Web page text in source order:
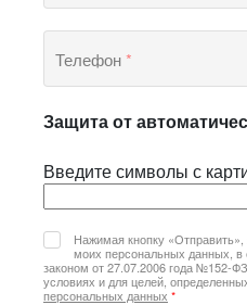
Телефон*
Защита от
Введите символы с
Нажимая кнопку
моих персональных данных,
законом от 27.07.2006 года №152-
условиях и для целей,
персональных данных *